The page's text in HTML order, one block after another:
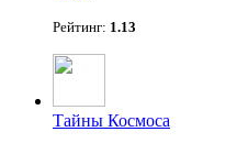
Рейтинг: 1.13
Тайны Космоса